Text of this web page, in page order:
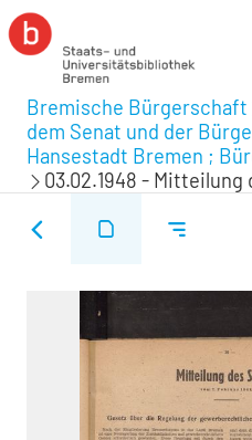
Bremische Bürgerschaft
dem Senat und der
Hansestadt Bremen ;
03.02.1948 - Mitteilung